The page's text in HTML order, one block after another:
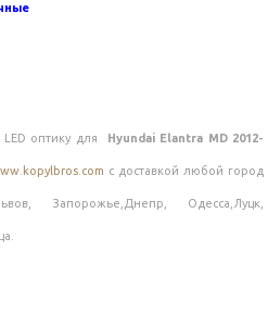
LED оптику для Hyundai Elantra MD 2012-
с доставкой любой город
Запорожье,Днепр, Одесса,Луцк,